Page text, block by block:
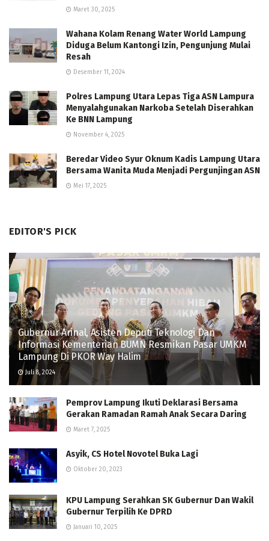
Maret 30, 2025
Wahana Kolam Renang Water World Lampung
Diduga Belum Kantongi Izin, Pengunjung Mulai
Resah
Desember 11, 2024
Polres Lampung Utara Lepas Tiga ASN Lampura
Menyalahgunakan Narkoba Setelah Diserahkan
Ke BNN Lampung
November 4, 2025
Beredar Video Syur Oknum Kadis Lampung Utara
Bersama Wanita Muda Menjadi Pergunjingan ASN
Mei 17, 2025
EDITOR'S PICK
Gubernur Arinal, Asisten Deputi Teknologi Dan
Informasi Kementerian BUMN Resmikan Pasar UMKM
Lampung Di PKOR Way Halim
Juli 8, 2024
Pemprov Lampung Ikuti Deklarasi Bersama
Gerakan Ramadan Ramah Anak Secara Daring
Maret 7, 2025
Asyik, CS Hotel Novotel Buka Lagi
Oktober 20, 2023
KPU Lampung Serahkan SK Gubernur Dan Wakil
Gubernur Terpilih Ke DPRD
Januari 10, 2025